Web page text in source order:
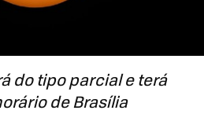
do tipo parcial e terá
de Brasília